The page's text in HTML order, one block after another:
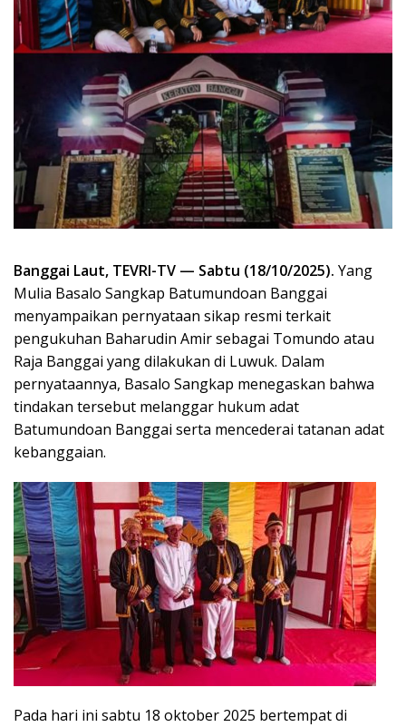
Banggai Laut, TEVRI-TV — Sabtu (18/10/2025). Yang
Mulia Basalo Sangkap Batumundoan Banggai
menyampaikan pernyataan sikap resmi terkait
pengukuhan Baharudin Amir sebagai Tomundo atau
Raja Banggai yang dilakukan di Luwuk. Dalam
pernyataannya, Basalo Sangkap menegaskan bahwa
tindakan tersebut melanggar hukum adat
Batumundoan Banggai serta mencederai tatanan adat
kebanggaian.
Pada hari ini sabtu 18 oktober 2025 bertempat di